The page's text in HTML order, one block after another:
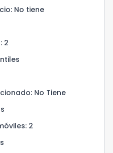
: No tiene
: 2
: No Tiene
: 2